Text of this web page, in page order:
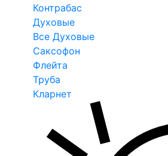
Контрабас
Духовые
Все Духовые
Саксофон
Флейта
Труба
Кларнет